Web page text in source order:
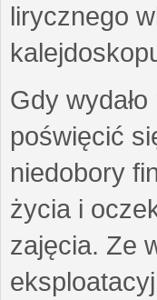
lirycznego
Gdy
poświęcić
niedobory
życia i
zajęcia. Ze